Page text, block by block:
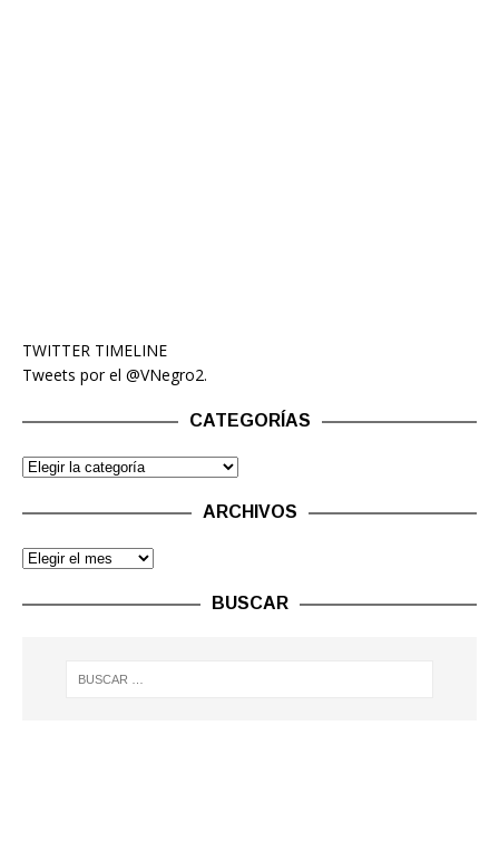
TWITTER TIMELINE
Tweets por el @VNegro2.
CATEGORÍAS
ARCHIVOS
BUSCAR